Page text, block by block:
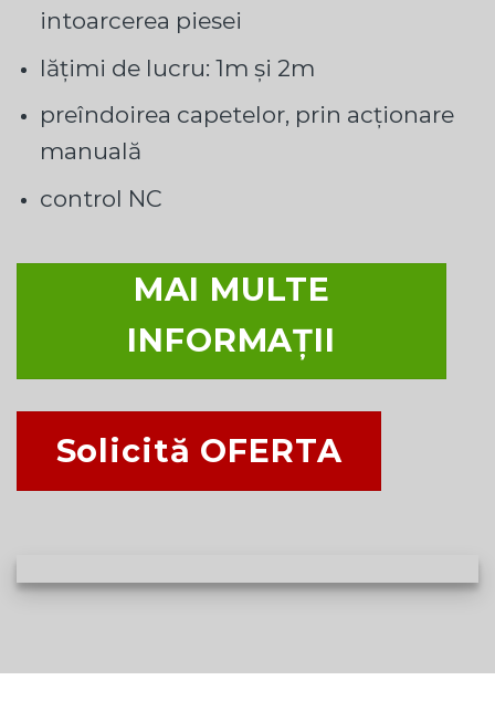
intoarcerea piesei
lățimi de lucru: 1m și 2m
preîndoirea capetelor, prin acționare
manuală
control NC
MAI MULTE
INFORMAȚII
Solicită OFERTA